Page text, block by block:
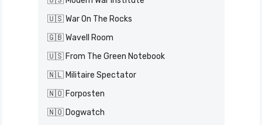
🇺🇸 War On The Rocks
🇬🇧 Wavell Room
🇺🇸 From The Green Notebook
🇳🇱 Militaire Spectator
🇳🇴 Forposten
🇳🇴 Dogwatch